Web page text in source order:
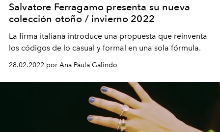
Salvatore Ferragamo presenta su nueva
colección otoño / invierno 2022
La firma italiana introduce una propuesta que reinventa
los códigos de lo casual y formal en una sola fórmula.
28.02.2022 por Ana Paula Galindo